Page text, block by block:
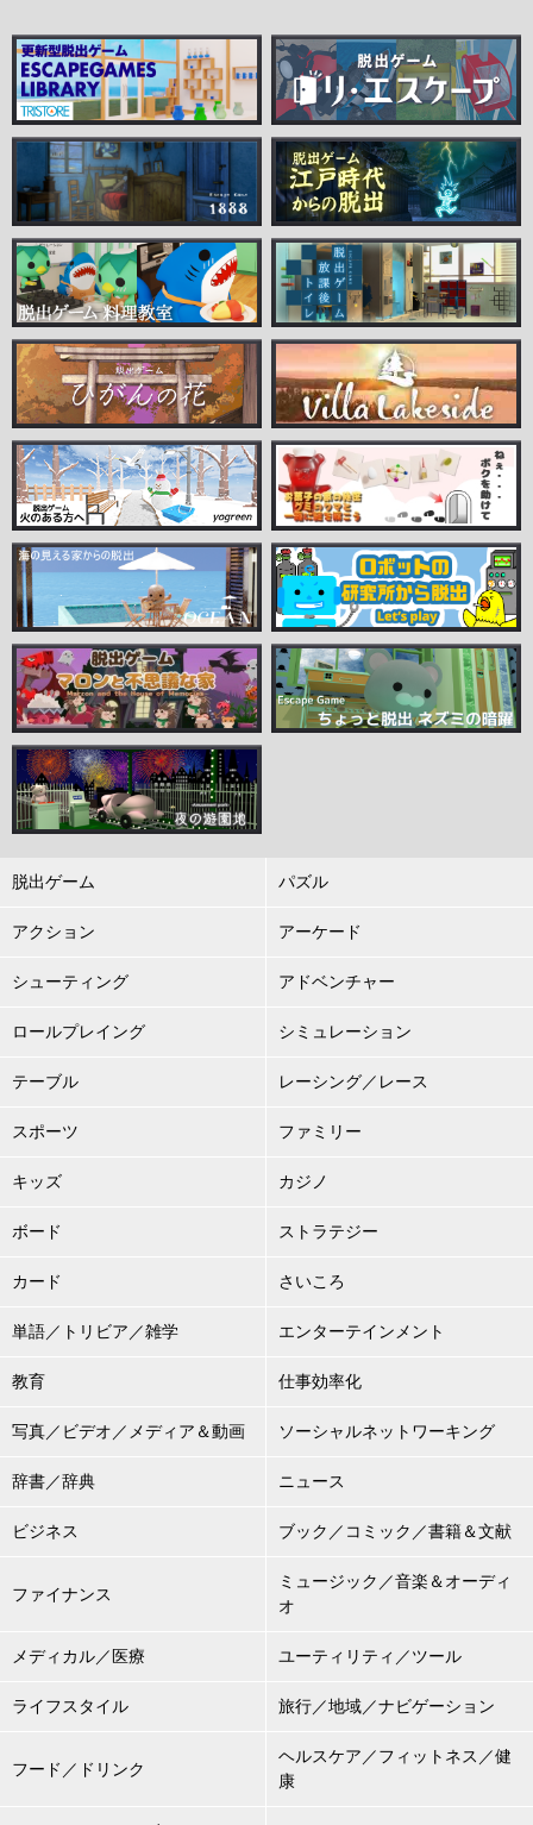
脱出ゲーム パズル
アクション アーケード
シューティング アドベンチャー
ロールプレイング シミュレーション
テーブル レーシング／レース
スポーツ ファミリー
キッズ カジノ
ボード ストラテジー
カード さいころ
単語／トリビア／雑学 エンターテインメント
教育 仕事効率化
写真／ビデオ／メディア＆動画 ソーシャルネットワーキング
辞書／辞典 ニュース
ビジネス ブック／コミック／書籍＆文献
ファイナンス
ミュージック／音楽＆オーディ
オ
メディカル／医療 ユーティリティ／ツール
ライフスタイル 旅行／地域／ナビゲーション
フード／ドリンク
ヘルスケア／フィットネス／健
康